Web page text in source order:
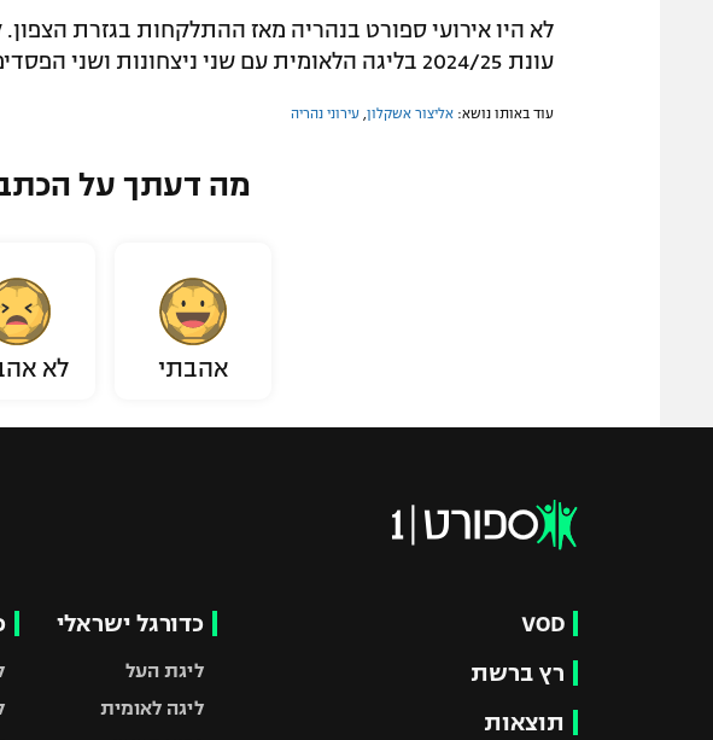
לא היו אירועי ספורט בנהריה מאז ההתלקחות בגזרת
עונת 2024/25 בליגה הלאומית עם שני ניצחונות ושני הפסדים.
עוד באותו נושא: אליצור אשקלון עירוני נהריה
מה דעתך על
אהבתי לא
VOD
רץ ברשת
תוצאות
כדורגל ישראלי
ליגת העל
ליגה לאומית